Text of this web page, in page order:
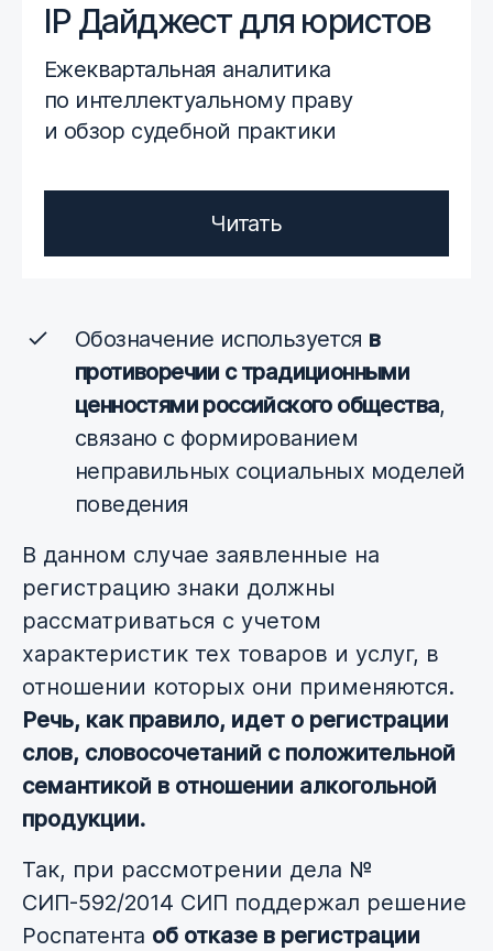
IP Дайджест для юристов
Ежеквартальная аналитика
по интеллектуальному праву
и обзор судебной практики
Читать
Обозначение используется в
противоречии с традиционными
ценностями российского общества,
связано с формированием
неправильных социальных моделей
поведения
В данном случае заявленные на
регистрацию знаки должны
рассматриваться с учетом
характеристик тех товаров и услуг, в
отношении которых они применяются.
Речь, как правило, идет о регистрации
слов, словосочетаний с положительной
семантикой в отношении алкогольной
продукции.
Так, при рассмотрении дела №
СИП-592/2014 СИП поддержал решение
Роспатента об отказе в регистрации